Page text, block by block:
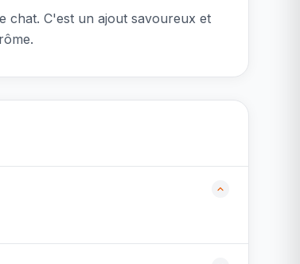
chat. C'est un ajout savoureux et